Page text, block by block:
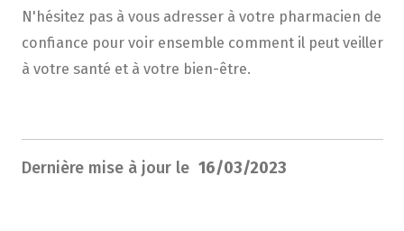
N'hésitez pas à vous adresser à votre pharmacien de
confiance pour voir ensemble comment il peut veiller
à votre santé et à votre bien-être.
Dernière mise à jour le 16/03/2023